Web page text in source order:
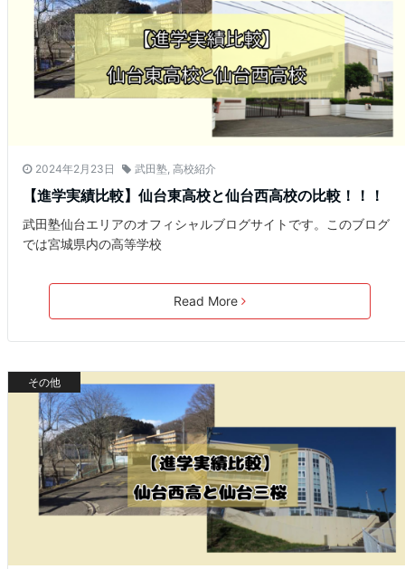
2024年2月23日 武田塾 高校紹介
【進学実績比較】仙台東高校と仙台西高校の比較！！！
武田塾仙台エリアのオフィシャルブログサイトです。このブログ
では宮城県内の高等学校
Read More
その他